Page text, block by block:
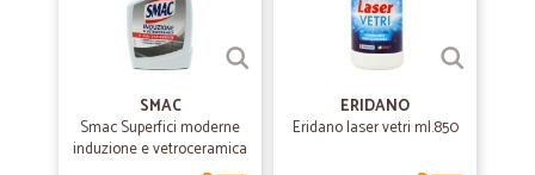
SMAC
Smac Superfici moderne
induzione e vetroceramica
ERIDANO
Eridano laser vetri ml.850